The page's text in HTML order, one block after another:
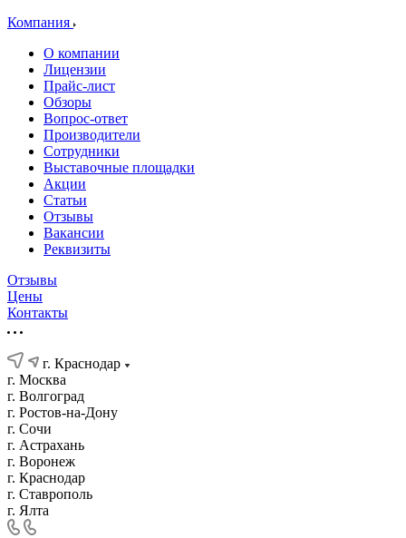
Компания
О компании
Лицензии
Прайс-лист
Обзоры
Вопрос-ответ
Производители
Сотрудники
Выставочные площадки
Акции
Статьи
Отзывы
Вакансии
Реквизиты
Отзывы
Цены
Контакты
г. Краснодар
г. Москва
г. Волгоград
г. Ростов-на-Дону
г. Сочи
г. Астрахань
г. Воронеж
г. Краснодар
г. Ставрополь
г. Ялта